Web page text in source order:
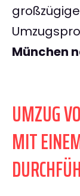
München
UMZUG
MIT